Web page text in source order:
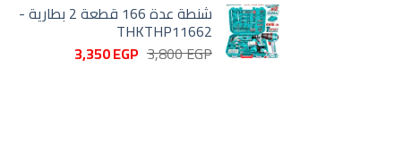
شنطة عدة 166 قطعة 2 بطارية -
THKTHP11662
3,800EGP السعر3,350EGP السعر